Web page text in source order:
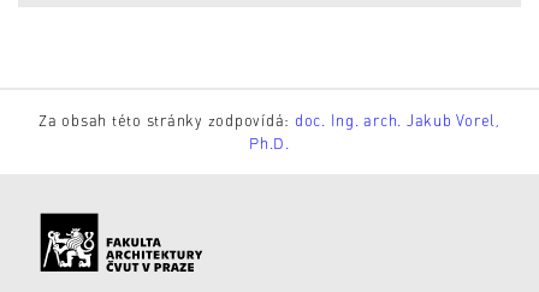
Za obsah této stránky zodpovídá: doc. Ing. arch. Jakub Vorel,
Ph.D.